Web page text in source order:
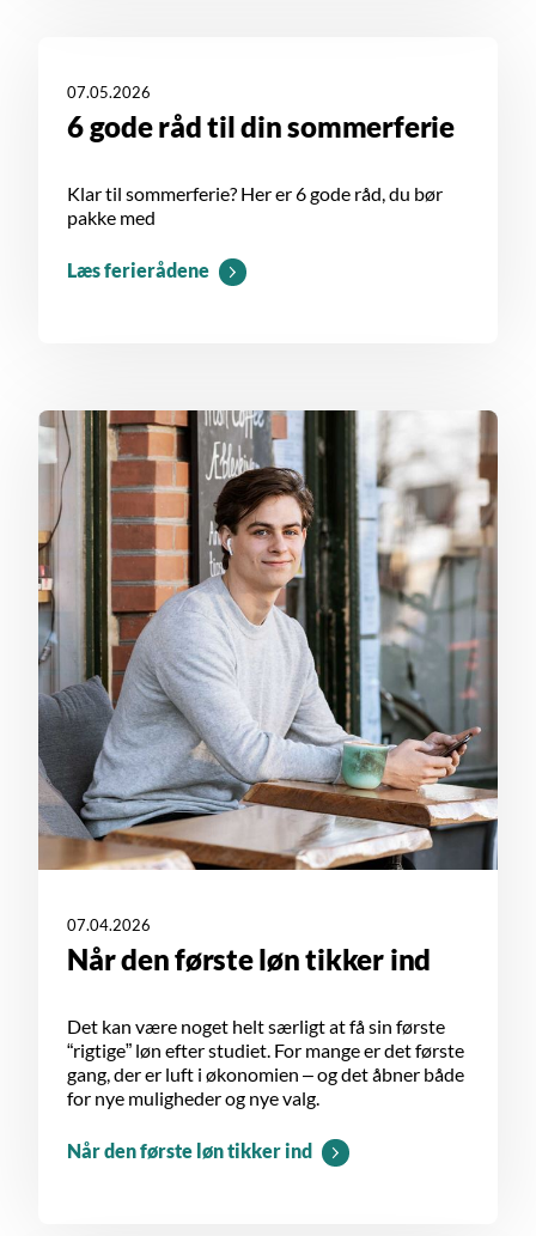
07.05.2026
6 gode råd til din sommerferie
Klar til sommerferie? Her er 6 gode råd, du bør
pakke med
Læs ferierådene
07.04.2026
Når den første løn tikker ind
Det kan være noget helt særligt at få sin første
“rigtige” løn efter studiet. For mange er det første
gang, der er luft i økonomien – og det åbner både
for nye muligheder og nye valg.
Når den første løn tikker ind